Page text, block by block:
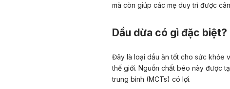
mà còn giúp các mẹ duy trì được
Dầu dừa có gì đặc biệt?
Đây là loại dầu ăn tốt cho sức khỏe
thế giới. Nguồn chất béo này được
trung bình (MCTs) có lợi.